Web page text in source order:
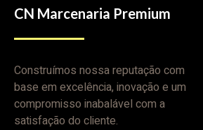
CN Marcenaria Premium
Construímos nossa reputação com
base em excelência, inovação e um
compromisso inabalável com a
satisfação do cliente.